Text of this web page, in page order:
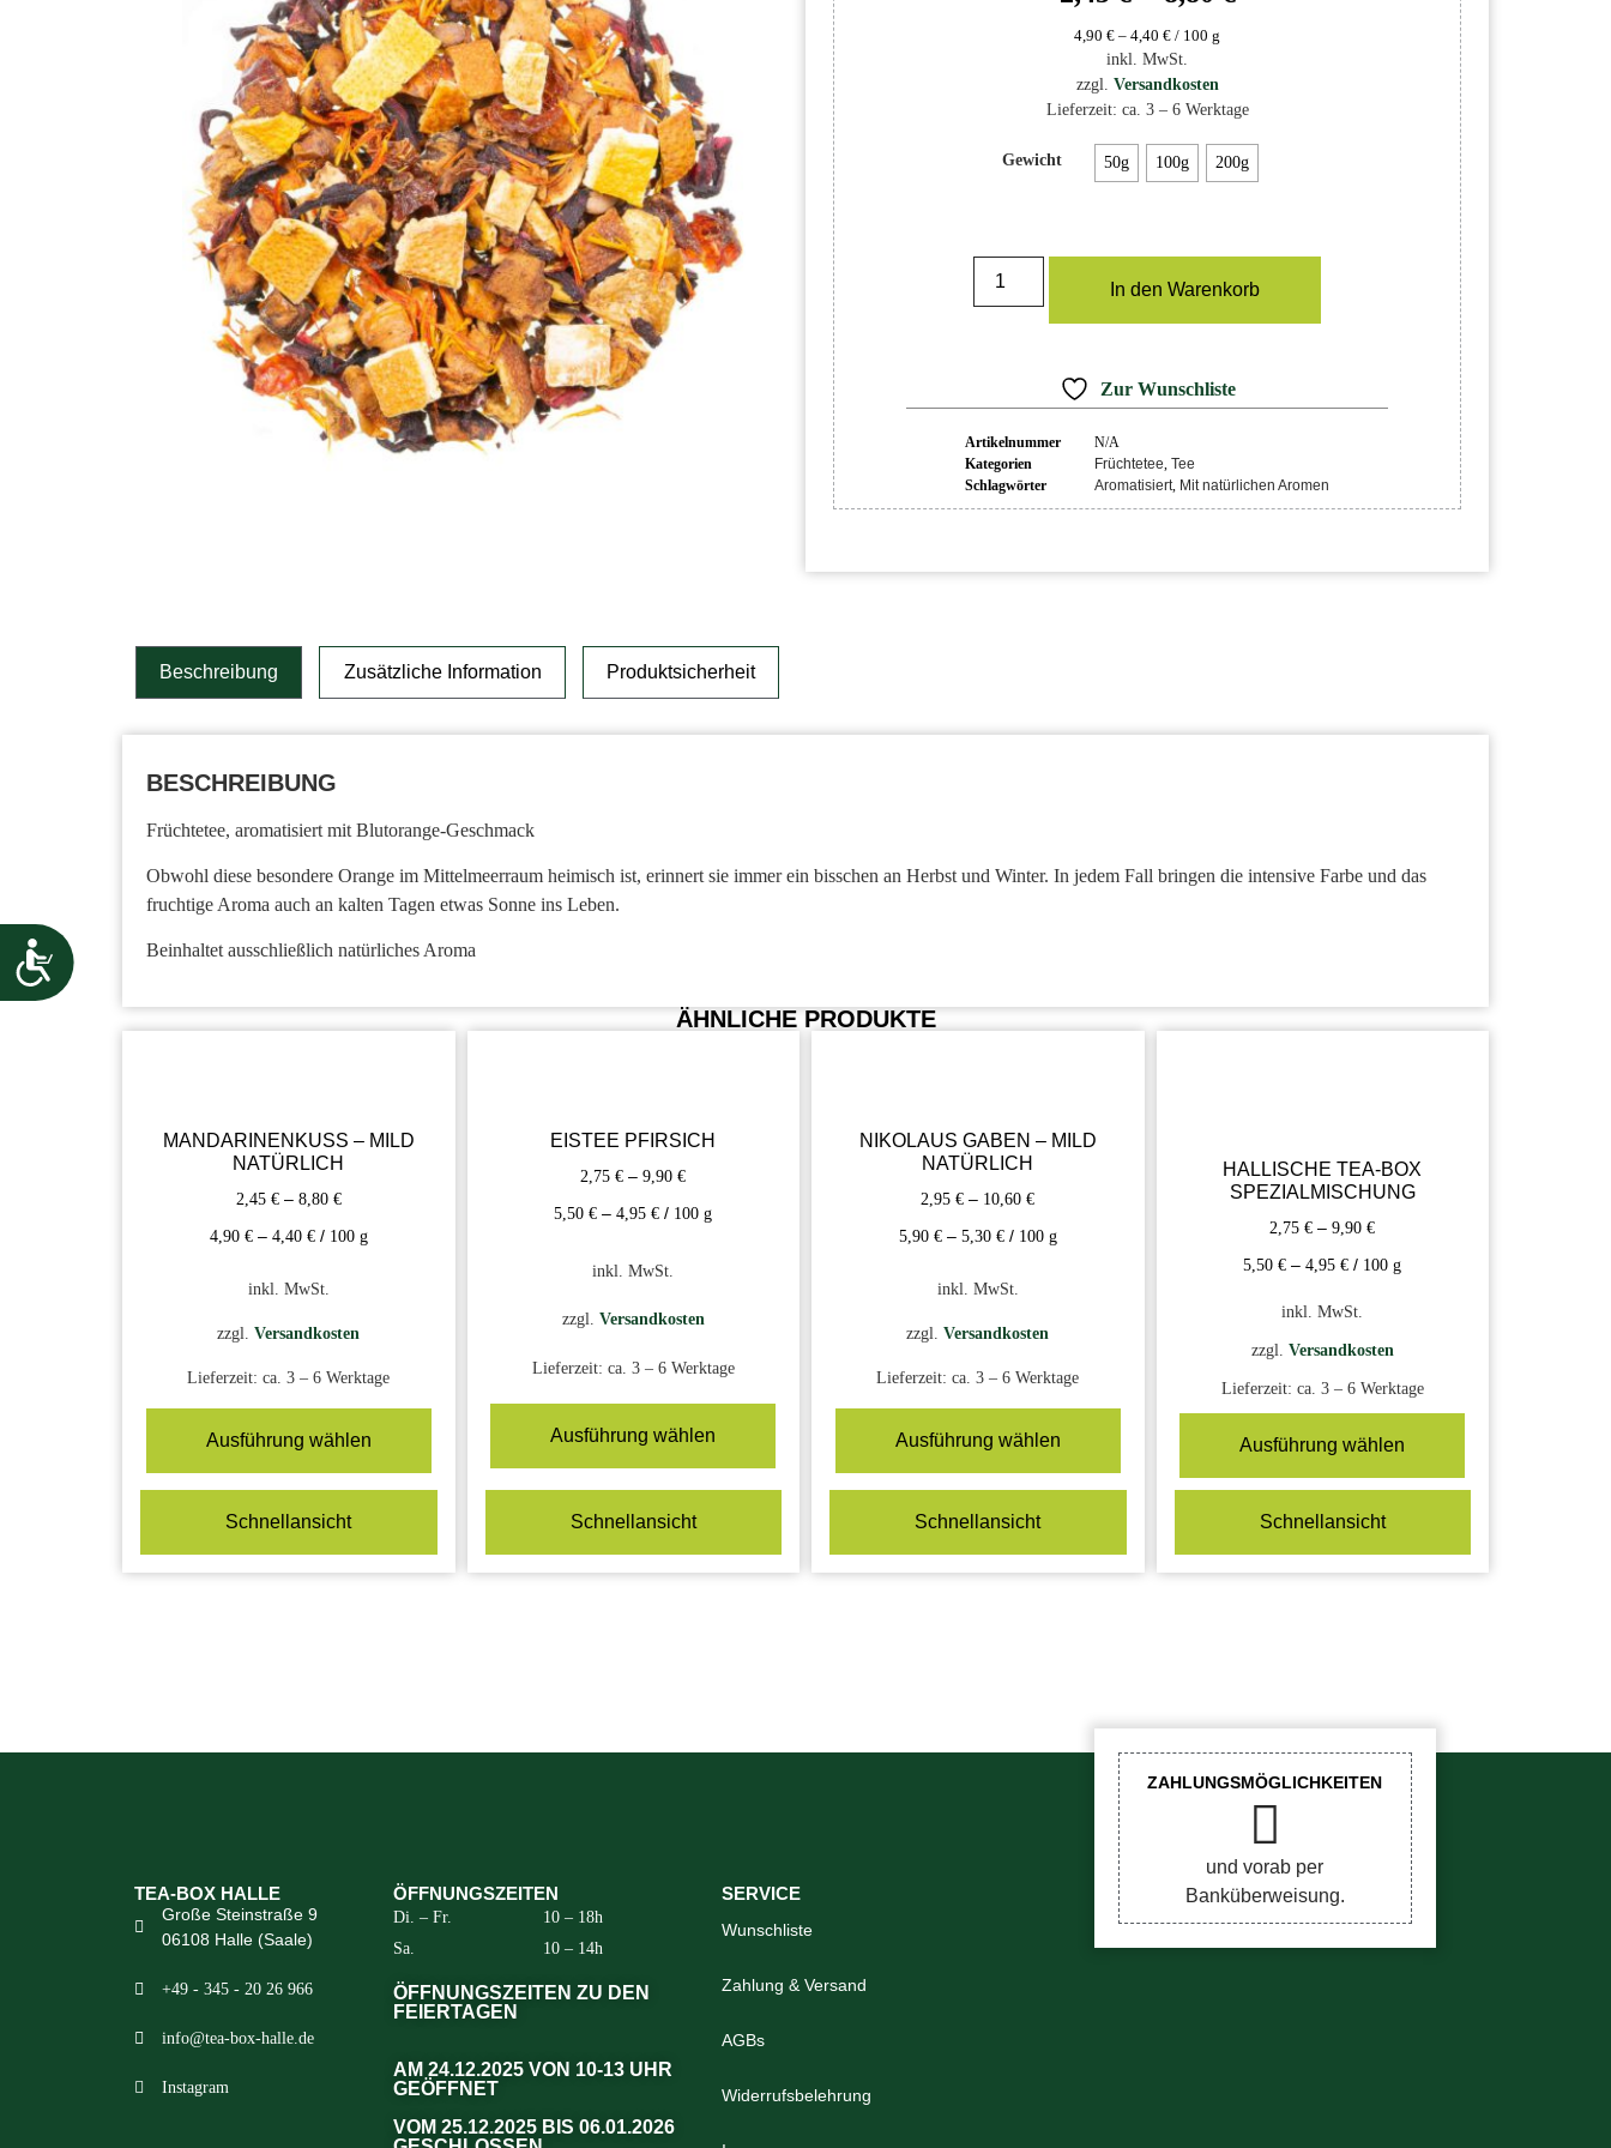
4,90 € – 4,40 € / 100 g
inkl. MwSt.
zzgl. Versandkosten
Lieferzeit: ca. 3 – 6 Werktage
Gewicht 50g 100g 200g
In den Warenkorb
Zur Wunschliste
Artikelnummer
N/A
Kategorien
Früchtetee Tee
Schlagwörter
Aromatisiert Mit natürlichen Aromen
Beschreibung Zusätzliche Information Produktsicherheit
BESCHREIBUNG
Früchtetee, aromatisiert mit Blutorange-Geschmack
Obwohl diese besondere Orange im Mittelmeerraum heimisch ist, erinnert sie immer ein bisschen an Herbst und Winter. In jedem Fall bringen die intensive Farbe und das
fruchtige Aroma auch an kalten Tagen etwas Sonne ins Leben.
Beinhaltet ausschließlich natürliches Aroma
ÄHNLICHE PRODUKTE
MANDARINENKUSS – MILD
NATÜRLICH
2,45 €– 8,80 €
4,90 €– 4,40 €/ 100 g
inkl. MwSt.
zzgl.Versandkosten
Lieferzeit:ca. 3 – 6 Werktage
Ausführung wählen
Schnellansicht
EISTEE PFIRSICH
2,75€ –9,90€
5,50€ –4,95€ / 100 g
inkl. MwSt.
zzgl. Versandkosten
Lieferzeit: ca. 3 – 6 Werktage
Ausführung wählen
Schnellansicht
NIKOLAUS GABEN – MILD
NATÜRLICH
2,95€ – 10,60€
5,90 €– 5,30 €/ 100 g
inkl. MwSt.
zzgl.Versandkosten
Lieferzeit:ca. 3 – 6 Werktage
Ausführung wählen
Schnellansicht
HALLISCHE TEA-BOX
SPEZIALMISCHUNG
2,75€ –9,90€
5,50€ –4,95€ / 100 g
inkl. MwSt.
zzgl. Versandkosten
Lieferzeit: ca. 3 – 6 Werktage
Ausführung wählen
Schnellansicht
TEA-BOX HALLE
Große Steinstraße 9
06108 Halle (Saale)
+49 - 345 - 20 26 966
info@tea-box-halle.de
Instagram
ÖFFNUNGSZEITEN
Di. – Fr.
10 – 18h
Sa.
10 – 14h
ÖFFNUNGSZEITEN ZU DEN
FEIERTAGEN
AM 24.12.2025 VON 10-13 UHR
GEÖFFNET
VOM 25.12.2025 BIS 06.01.2026
SERVICE
Wunschliste
Zahlung & Versand
AGBs
Widerrufsbelehrung
ZAHLUNGSMÖGLICHKEITEN
und vorab per
Banküberweisung.